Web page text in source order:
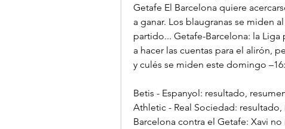
Getafe El Barcelona quiere
a ganar. Los blaugranas se miden
partido... Getafe-Barcelona: la
a hacer las cuentas para el alirón,
y culés se miden este domingo
Betis - Espanyol: resultado,
Athletic - Real Sociedad:
Barcelona contra el Getafe: Xavi